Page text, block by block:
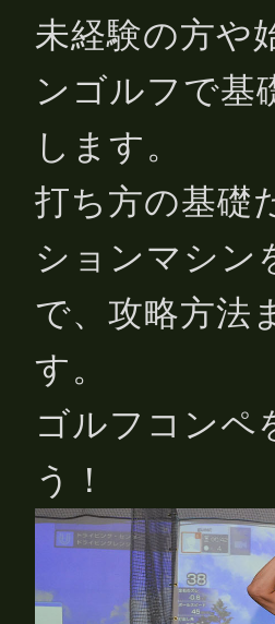
未経験の方や
ンゴルフで基
します。
打ち方の基礎
ションマシン
で、攻略方法
す。
ゴルフコンペ
う！